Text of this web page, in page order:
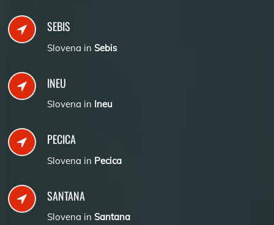
SEBIS
Slovena in Sebis
INEU
Slovena in Ineu
PECICA
Slovena in Pecica
SANTANA
Slovena in Santana